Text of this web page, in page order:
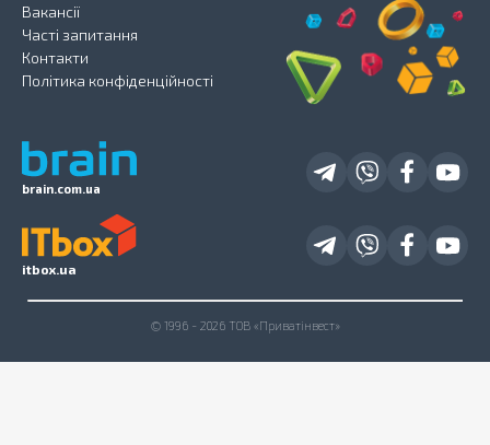
brain.com.ua
Вакансії
Часті запитання
Контакти
Політика конфіденційності
itbox.ua
© 1996 - 2026 ТОВ «Приватінвест»